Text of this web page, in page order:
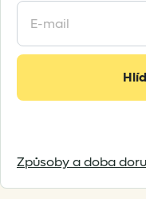
Enter
your
email
join
for
Způsoby a doba